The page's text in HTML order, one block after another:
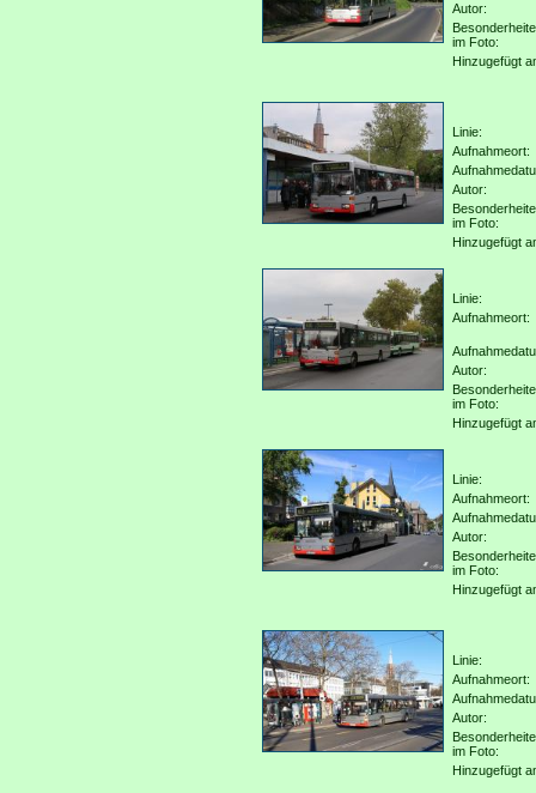
Autor:
im Foto:
Hinzugefügt
Linie:
Aufnahmeort:
Autor:
im Foto:
Hinzugefügt
Linie:
Aufnahmeort:
Autor:
im Foto:
Hinzugefügt
Linie:
Aufnahmeort:
Autor:
im Foto:
Hinzugefügt
Linie:
Aufnahmeort:
Autor:
im Foto:
Hinzugefügt